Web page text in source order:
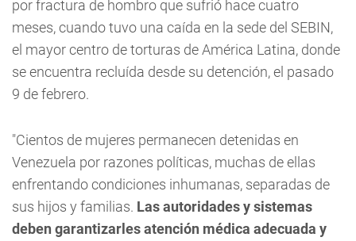
por fractura de hombro que sufrió hace cuatro
meses, cuando tuvo una caída en la sede del SEBIN,
el mayor centro de torturas de América Latina, donde
se encuentra recluída desde su detención, el pasado
9 de febrero.
"Cientos de mujeres permanecen detenidas en
Venezuela por razones políticas, muchas de ellas
enfrentando condiciones inhumanas, separadas de
sus hijos y familias. Las autoridades y sistemas
deben garantizarles atención médica adecuada y